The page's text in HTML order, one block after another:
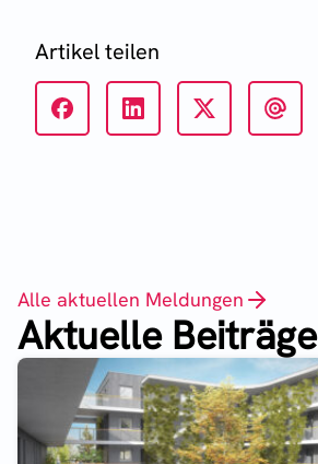
Artikel teilen
Alle aktuellen Meldungen
Aktuelle Beiträge